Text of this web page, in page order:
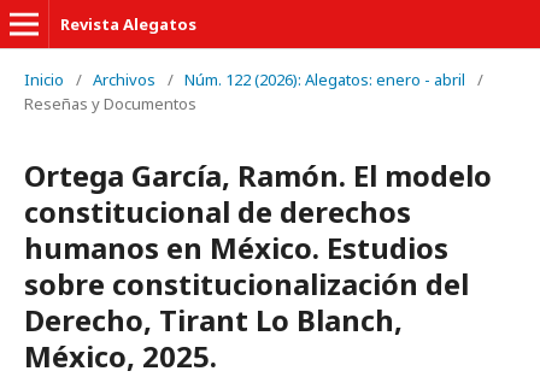
Revista Alegatos
Inicio / Archivos / Núm. 122 (2026): Alegatos: enero - abril
/
Reseñas y Documentos
Ortega García, Ramón. El modelo
constitucional de derechos
humanos en México. Estudios
sobre constitucionalización del
Derecho, Tirant Lo Blanch,
México, 2025.